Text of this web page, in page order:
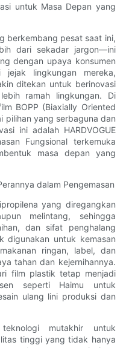
untuk Masa Depan yang
berkembang pesat saat ini,
dari sekadar jargon—ini
dengan upaya konsumen
lingkungan mereka,
ditekan untuk berinovasi
ramah lingkungan. Di
BOPP (Biaxially Oriented
pilihan yang serbaguna dan
ini adalah HARDVOGUE
Fungsional terkemuka
masa depan yang
dalam Pengemasan
yang diregangkan
melintang, sehingga
dan sifat penghalang
digunakan untuk kemasan
ringan, label, dan
tahan dan kejernihannya.
film plastik tetap menjadi
seperti Haimu untuk
ulang lini produksi dan
teknologi mutakhir untuk
tinggi yang tidak hanya